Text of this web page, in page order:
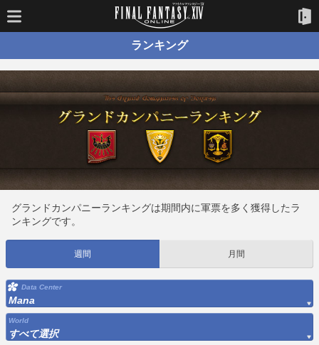
ランキング
グランドカンパニーランキングは期間内に軍票を多く獲得したラ
ンキングです。
週間 月間
Data Center
Mana
World
すべて選択